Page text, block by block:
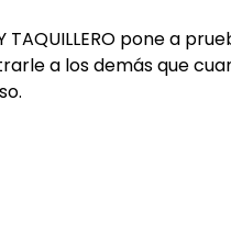
TAQUILLERO pone a
a los demás que